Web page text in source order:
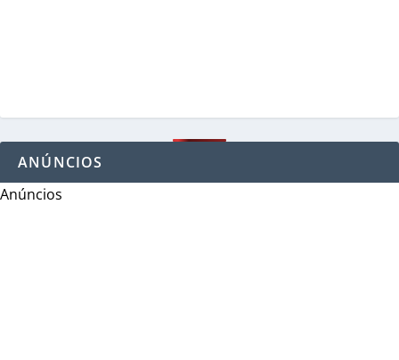
ANÚNCIOS
Anúncios